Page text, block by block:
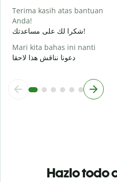
Terima kasih atas bantuan
Anda!
شكرا لك على مساعدتك!
Mari kita bahas ini nanti
دعونا نناقش هذا لاحقا
Hazlo todo